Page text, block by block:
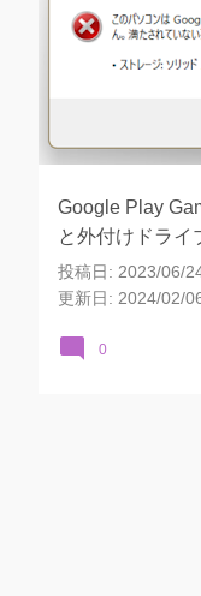
Google Play
と外付けドライ
投稿日: 2023/06/
更新日: 2024/02/
0